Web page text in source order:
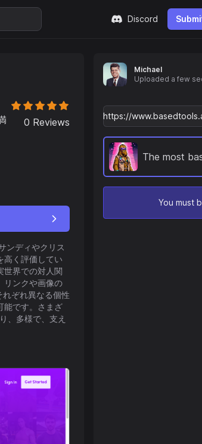
Discord
0 Reviews
ンディやクリス
高く評価してい
世界での対人関
リンクや画像の
ぞれ異なる個性
能です。さまざ
、多様で、支え
Michael
Uploaded a few
The most
You must